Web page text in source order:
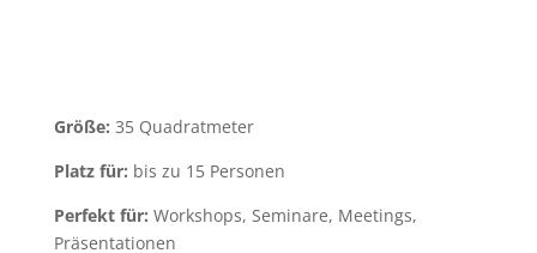
Größe: 35 Quadratmeter
Platz für: bis zu 15 Personen
Perfekt für: Workshops, Seminare, Meetings,
Präsentationen